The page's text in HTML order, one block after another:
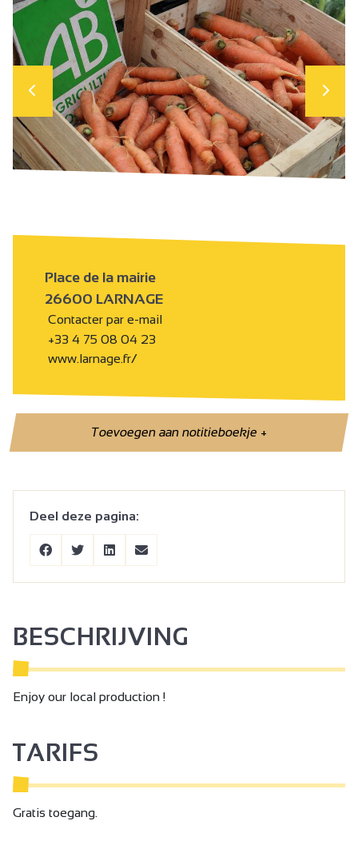
Place de la mairie
26600 LARNAGE
Contacter par e-mail
+33 4 75 08 04 23
www.larnage.fr/
Toevoegen aan notitieboekje+
Deel deze pagina:
BESCHRIJVING
Enjoy our local production !
TARIFS
Gratis toegang.